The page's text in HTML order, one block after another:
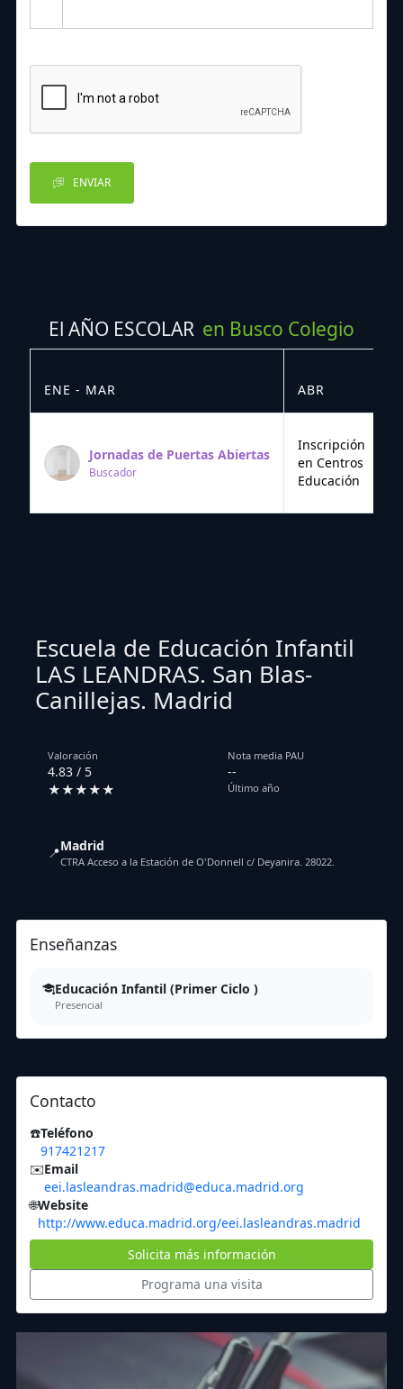
ENVIAR
El AÑO ESCOLAR en Busco Colegio
ENE - MAR ABR
Jornadas de Puertas Abiertas
Buscador
Inscripción
en Centros
Educación
Escuela de Educación Infantil
LAS LEANDRAS. San Blas-
Canillejas. Madrid
Valoración
4.83 / 5
★★★★★
Nota media PAU
--
Último año
📍Madrid
CTRA Acceso a la Estación de O'Donnell c/ Deyanira. 28022.
Enseñanzas
Educación Infantil (Primer Ciclo )
Presencial
Contacto
☎️Teléfono
917421217
✉️Email
eei.lasleandras.madrid@educa.madrid.org
🌐Website
http://www.educa.madrid.org/eei.lasleandras.madrid
Solicita más información
Programa una visita